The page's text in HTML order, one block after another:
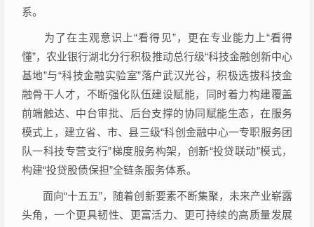
系。
为了在主观意识上“看得见”，更在专业能力上“看得
懂”，农业银行湖北分行积极推动总行级“科技金融创新中心
基地”与“科技金融实验室”落户武汉光谷，积极选拔科技金
融骨干人才，不断强化队伍建设赋能，同时着力构建覆盖
前端触达、中台审批、后台支撑的协同赋能生态，在服务
模式上，建立省、市、县三级“科创金融中心一专职服务团
队一科技专营支行”梯度服务构架，创新“投贷联动”模式，
构建“投贷股债保担”全链条服务体系。
面向“十五五”，随着创新要素不断集聚，未来产业崭露
头角，一个更具韧性、更富活力、更可持续的高质量发展